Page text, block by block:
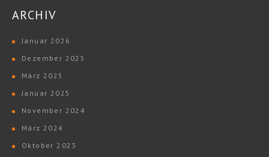
ARCHIV
Januar 2026
Dezember 2025
März 2025
Januar 2025
November 2024
März 2024
Oktober 2023